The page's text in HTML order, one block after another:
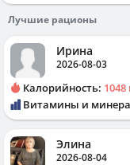
Лучшие рационы
Ирина
2026-08-03
Калорийность: 1048
Витамины и
Элина
2026-08-04